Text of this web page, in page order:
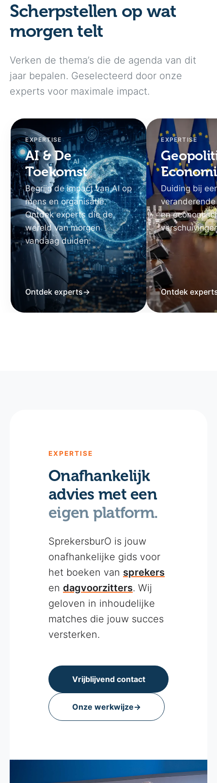
Scherpstellen op wat
morgen telt
Verken de thema’s die de agenda van dit
jaar bepalen. Geselecteerd door onze
experts voor maximale impact.
EXPERTISE
AI & De
Toekomst
Begrijp de impact van AI op
mens en organisatie.
Ontdek experts die de
wereld van morgen
vandaag duiden.
Ontdek experts→
EXPERTISE
Duiding bij
en
Ontdek
EXPERTISE
Onafhankelijk
advies met een
eigen platform.
SprekersburO is jouw
onafhankelijke gids voor
het boeken van sprekers
en dagvoorzitters. Wij
geloven in inhoudelijke
matches die jouw succes
versterken.
Vrijblijvend contact
Onze werkwijze→